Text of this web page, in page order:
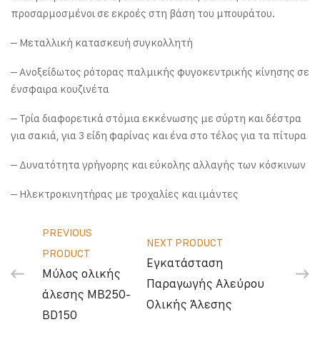
προσαρμοσμένοι σε εκροές στη βάση του μπουράτου.
– Μεταλλική κατασκευή συγκολλητή
– Ανοξείδωτος ρότορας παλμικής φυγοκεντρικής κίνησης σε
ένσφαιρα κουζινέτα
– Τρία διαφορετικά στόμια εκκένωσης με σύρτη και δέστρα
για σακιά, για 3 είδη φαρίνας και ένα στο τέλος για τα πίτυρα
– Δυνατότητα γρήγορης και εύκολης αλλαγής των κόσκινων
– Ηλεκτροκινητήρας με τροχαλίες και ιμάντες
PREVIOUS
PRODUCT
Μύλος ολικής
άλεσης ΜΒ250-
ΒD150
NEXT PRODUCT
Εγκατάσταση
Παραγωγής Αλεύρου
Ολικής Άλεσης